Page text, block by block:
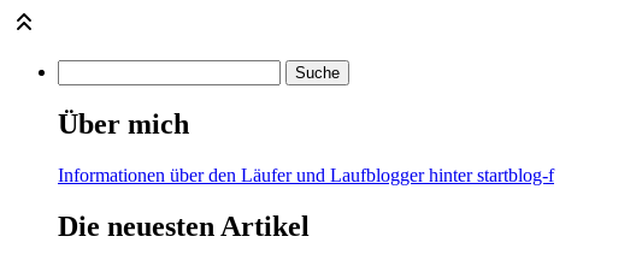
Über mich
Informationen über den Läufer und Laufblogger hinter startblog-f
Die neuesten Artikel